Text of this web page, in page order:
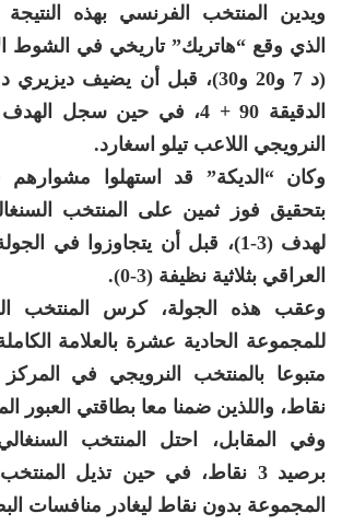
ويدين المنتخب الفرنسي بهذه النتيجة
الذي وقع “هاتريك” تاريخي في الشوط
(د 7 و20 و30)، قبل أن يضيف
الدقيقة 90 + 4، في حين سجل
النرويجي اللاعب تيلو اسغارد.
وكان “الديكة” قد استهلوا مشوارهم
بتحقيق فوز ثمين على المنتخب
لهدف (3-1)، قبل أن يتجاوزوا في
العراقي بثلاثية نظيفة (3-0).
وعقب هذه الجولة، كرس المنتخب
نقاط، واللذين ضمنا معا بطاقتي العبور
وفي المقابل، احتل المنتخب
برصيد 3 نقاط، في حين تذيل
المجموعة بدون نقاط ليغادر منافسات